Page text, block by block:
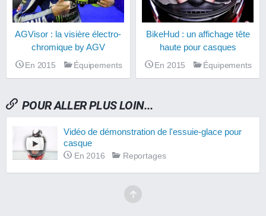
AGVisor : la visière électro-
chromique by AGV
En 2015 Équipements
BikeHud : un affichage tête
haute pour casques
En 2015 Équipements
POUR ALLER PLUS LOIN...
Vidéo de démonstration de l'essuie-glace pour
casque
En 2016 Reportages